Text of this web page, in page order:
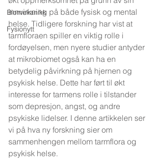
Biomekanikk
Fysionytt
innvirkning på både fysisk og mental
helse. Tidligere forskning har vist at
tarmfloraen spiller en viktig rolle i
fordøyelsen, men nyere studier antyder
at mikrobiomet også kan ha en
betydelig påvirkning på hjernen og
psykisk helse. Dette har ført til økt
interesse for tarmens rolle i tilstander
som depresjon, angst, og andre
psykiske lidelser. I denne artikkelen ser
vi på hva ny forskning sier om
sammenhengen mellom tarmflora og
psykisk helse.